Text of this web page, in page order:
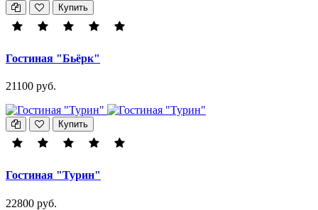
Купить
Гостиная "Бьёрк"
21100 руб.
Купить
Гостиная "Турин"
22800 руб.